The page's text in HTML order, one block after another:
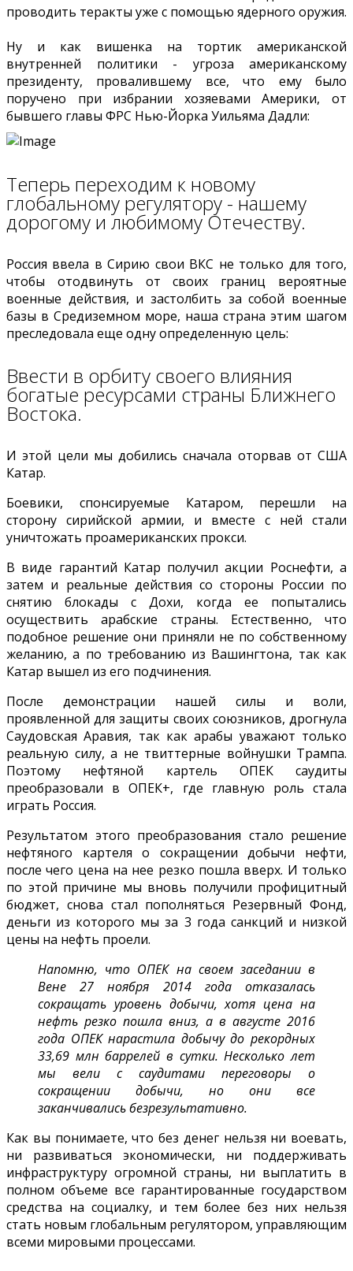
проводить теракты уже с помощью ядерного оружия.
Ну и как вишенка на тортик американской
внутренней политики - угроза американскому
президенту, провалившему все, что ему было
поручено при избрании хозяевами Америки, от
бывшего главы ФРС Нью-Йорка Уильяма Дадли:
Теперь переходим к новому
глобальному регулятору - нашему
дорогому и любимому Отечеству.
Россия ввела в Сирию свои ВКС не только для того,
чтобы отодвинуть от своих границ вероятные
военные действия, и застолбить за собой военные
базы в Средиземном море, наша страна этим шагом
преследовала еще одну определенную цель:
Ввести в орбиту своего влияния
богатые ресурсами страны Ближнего
Востока.
И этой цели мы добились сначала оторвав от США
Катар.
Боевики, спонсируемые Катаром, перешли на
сторону сирийской армии, и вместе с ней стали
уничтожать проамериканских прокси.
В виде гарантий Катар получил акции Роснефти, а
затем и реальные действия со стороны России по
снятию блокады с Дохи, когда ее попытались
осуществить арабские страны. Естественно, что
подобное решение они приняли не по собственному
желанию, а по требованию из Вашингтона, так как
Катар вышел из его подчинения.
После демонстрации нашей силы и воли,
проявленной для защиты своих союзников, дрогнула
Саудовская Аравия, так как арабы уважают только
реальную силу, а не твиттерные войнушки Трампа.
Поэтому нефтяной картель ОПЕК саудиты
преобразовали в ОПЕК+, где главную роль стала
играть Россия.
Результатом этого преобразования стало решение
нефтяного картеля о сокращении добычи нефти,
после чего цена на нее резко пошла вверх. И только
по этой причине мы вновь получили профицитный
бюджет, снова стал пополняться Резервный Фонд,
деньги из которого мы за 3 года санкций и низкой
цены на нефть проели.
Напомню, что ОПЕК на своем заседании в
Вене 27 ноября 2014 года отказалась
сокращать уровень добычи, хотя цена на
нефть резко пошла вниз, а в августе 2016
года ОПЕК нарастила добычу до рекордных
33,69 млн баррелей в сутки. Несколько лет
мы вели с саудитами переговоры о
сокращении добычи, но они все
заканчивались безрезультативно.
Как вы понимаете, что без денег нельзя ни воевать,
ни развиваться экономически, ни поддерживать
инфраструктуру огромной страны, ни выплатить в
полном объеме все гарантированные государством
средства на социалку, и тем более без них нельзя
стать новым глобальным регулятором, управляющим
всеми мировыми процессами.